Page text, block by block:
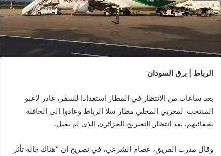
الرباط | برق السودان
بعد ساعات من الانتظار في المطار استعدادا للسفر، غادر لاعبو
المنتخب المغربي المحلي مطار سلا الرباط وعادوا إلى الحافلة
بحقائبهم، بعد انتظار التصريح الجزائري الذي لم يصل.
وقال مدرب الفريق، عصام الشرعي، في تصريح إن “هناك حالة تأثر